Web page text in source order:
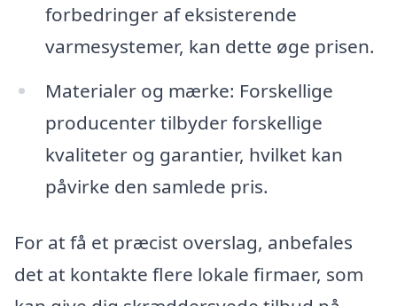
forbedringer af eksisterende
varmesystemer, kan dette øge prisen.
Materialer og mærke: Forskellige
producenter tilbyder forskellige
kvaliteter og garantier, hvilket kan
påvirke den samlede pris.
For at få et præcist overslag, anbefales
det at kontakte flere lokale firmaer, som